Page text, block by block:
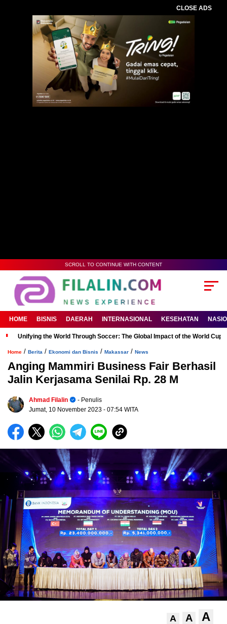
CLOSE ADS
SCROLL TO CONTINUE WITH CONTENT
HOME BISNIS DAERAH INTERNASIONAL KESEHATAN
Unifying the World Through Soccer: The Global Impact of the World Cup
Home / Berita / Ekonomi dan Bisnis / Makassar / News
Anging Mammiri Business Fair Berhasil
Jalin Kerjasama Senilai Rp. 28 M
Ahmad Filalin
- Penulis
Jumat, 10 November 2023 - 07:54 WITA
A A A